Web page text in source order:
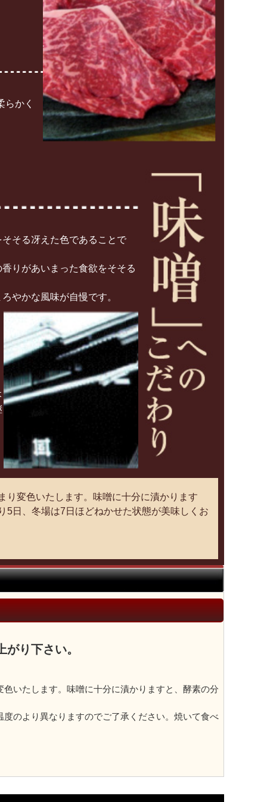
かく
そる冴えた色であることで
りがあいまった食欲をそそる
やかな風味が自慢です。
り変色いたします。味噌に十分に漬かります
5日、冬場は7日ほどねかせた状態が美味しくお
り下さい。
いたします。味噌に十分に漬かりますと、酵素の分
のより異なりますのでご了承ください。焼いて食べ